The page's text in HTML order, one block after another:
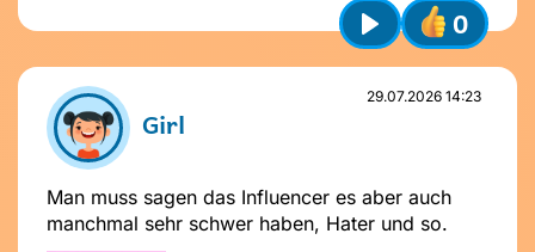
Play
0
Name nicht vergeben
Name und Avatar ändern
Girl
29.07.2026 14:23
Man muss sagen das Influencer es aber auch
manchmal sehr schwer haben, Hater und so.